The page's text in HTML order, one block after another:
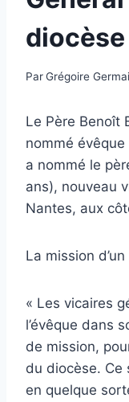
diocèse
ParGrégoire
Le Père Benoît
nommé
a nommé le
ans), nouveau
Nantes, aux
La mission
« Les vicaires
l’évêque dans
de mission,
du diocèse. Ce
en quelque